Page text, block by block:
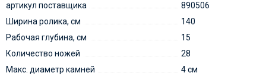
артикул поставщика
890506
Ширина ролика, см
140
Рабочая глубина, см
15
Количество ножей
28
Макс. диаметр камней
4 см